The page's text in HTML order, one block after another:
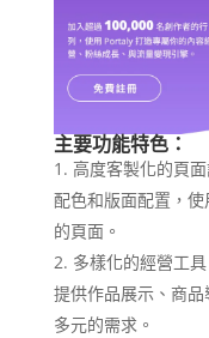
主要功能特色：
高度客製化的頁
配色和版面配置，
的頁面。
多樣化的經營工
提供作品展示、商
多元的需求。